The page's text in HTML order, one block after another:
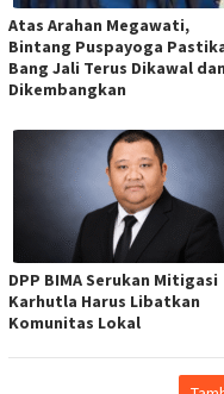
Atas Arahan Megawati,
Bintang Puspayoga
Bang Jali Terus Dikawal dan
Dikembangkan
DPP BIMA Serukan Mitigasi
Karhutla Harus Libatkan
Komunitas Lokal